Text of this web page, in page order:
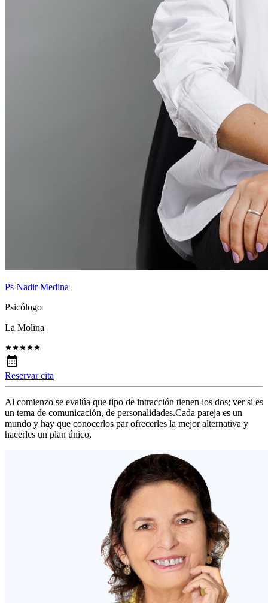
Ps Nadir Medina
Psicólogo
La Molina
Reservar cita
Al comienzo se evalúa que tipo de intracción tienen los dos; ver si es
un tema de comunicación, de personalidades.Cada pareja es un
mundo y hay que conocerlos par ofrecerles la mejor alternativa y
hacerles un plan único,